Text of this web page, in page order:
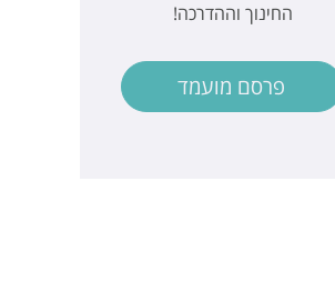
החינוך וההדרכה!
פרסם מועמד